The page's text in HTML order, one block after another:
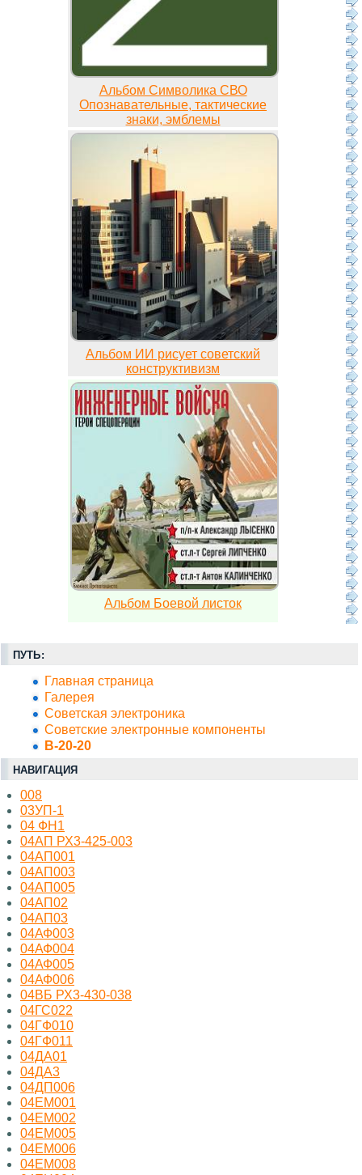
Альбом Символика СВО
Опознавательные, тактические
знаки, эмблемы
Альбом ИИ рисует советский
конструктивизм
Альбом Боевой листок
ПУТЬ:
Главная страница
Галерея
Советская электроника
Советские электронные компоненты
В-20-20
НАВИГАЦИЯ
008
03УП-1
04 ФН1
04АП РХ3-425-003
04АП001
04АП003
04АП005
04АП02
04АП03
04АФ003
04АФ004
04АФ005
04АФ006
04ВБ РХ3-430-038
04ГС022
04ГФ010
04ГФ011
04ДА01
04ДА3
04ДП006
04ЕМ001
04ЕМ002
04ЕМ005
04ЕМ006
04ЕМ008